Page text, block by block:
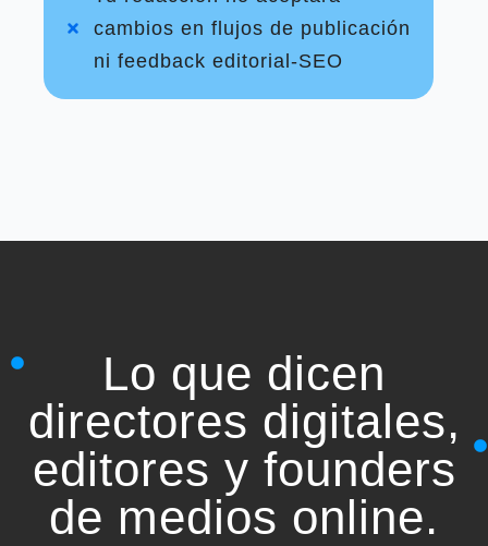
cambios en flujos de publicación
ni feedback editorial-SEO
Lo que dicen
directores digitales,
editores y founders
de medios online.